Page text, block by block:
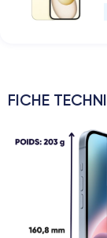
FICHE